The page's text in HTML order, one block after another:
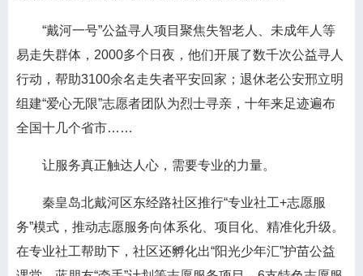
“戴河一号”公益寻人项目聚焦失智老人、未成年人等
易走失群体，2000多个日夜，他们开展了数千次公益寻人
行动，帮助3100余名走失者平安回家；退休老公安邢立明
组建“爱心无限”志愿者团队为烈士寻亲，十年来足迹遍布
全国十几个省市……
让服务真正触达人心，需要专业的力量。
秦皇岛北戴河区东经路社区推行“专业社工+志愿服
务”模式，推动志愿服务向体系化、项目化、精准化升级。
在专业社工帮助下，社区还孵化出“阳光少年汇”护苗公益